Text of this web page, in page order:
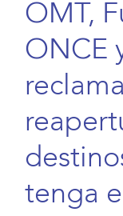
OMT,
ONCE
tenga